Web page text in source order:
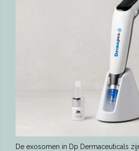
De exosomen in Dp Dermaceuticals